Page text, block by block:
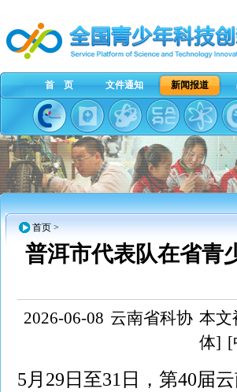
首 页 文件通知 新闻报道
首页 >
普洱市代表队在省青
2026-06-08 云南省科协 本文
体] [
5月29日至31日，第40届